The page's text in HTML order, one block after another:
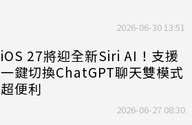
2026-06-30 13:51
iOS 27將迎全新Siri AI！支援
一鍵切換ChatGPT聊天雙模式
超便利
2026-06-27 08:30